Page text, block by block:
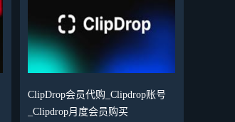
ClipDrop会员代购_Clipdrop账号
_Clipdrop月度会员购买